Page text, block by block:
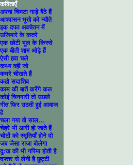
कविताएँ
अपना चिमटा गाड़े बैठे हैं
आश्वासन भूखे को न्यौते
इक दफा अवचेतन में
उजियारे के कतरे
एक छोटी भूल के किस्से
एक बीती शाम ओढ़े हैं
ऐसी हवा चले
कथ्य वही जो
कमरे चीखते हैं
कहो सदाशिव
काम की बातें करेंगे कल
कोई चिनगारी तो उछले
गीत फिर उठती हुई आवाज
है
चला गया वो साल...
चेहरे भी आरी हो जाते हैं
चोटों को स्मृतियाँ होने दो
जब जैसा राजा बोलेगा
दुःख की भी गरिमा होती है
दफ्तर से लेनी है छुट्टी